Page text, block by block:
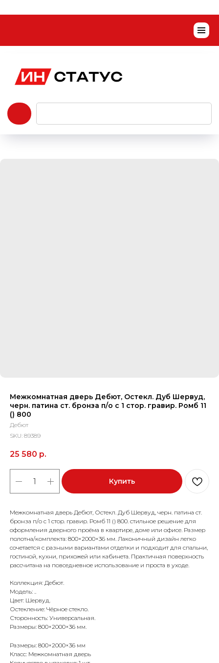
Межкомнатная дверь Дебют, Остекл. Дуб Шервуд,
черн. патина ст. бронза п/о с 1 стор. гравир. Ромб 11
() 800
Дебют
SKU: 89389
25 580 р.
Купить
Межкомнатная дверь Дебют, Остекл. Дуб Шервуд, черн. патина ст.
бронза п/о с 1 стор. гравир. Ромб 11 () 800. стильное решение для
оформления дверного проёма в квартире, доме или офисе. Размер
полотна/комплекта: 800×2000×36 мм. Лаконичный дизайн легко
сочетается с разными вариантами отделки и подходит для спальни,
гостиной, кухни, прихожей или кабинета. Практичная поверхность
рассчитана на повседневное использование и проста в уходе.
Коллекция: Дебют.
Модель: ..
Цвет: Шервуд.
Остекление: Чёрное стекло.
Сторонность: Универсальная.
Размеры: 800×2000×36 мм.
Размеры: 800×2000×36 мм
Класс: Межкомнатная дверь